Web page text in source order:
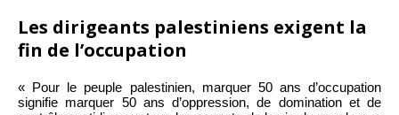
Les dirigeants palestiniens exigent la
fin de l’occupation
« Pour le peuple palestinien, marquer 50 ans d’occupation
signifie marquer 50 ans d’oppression, de domination et de